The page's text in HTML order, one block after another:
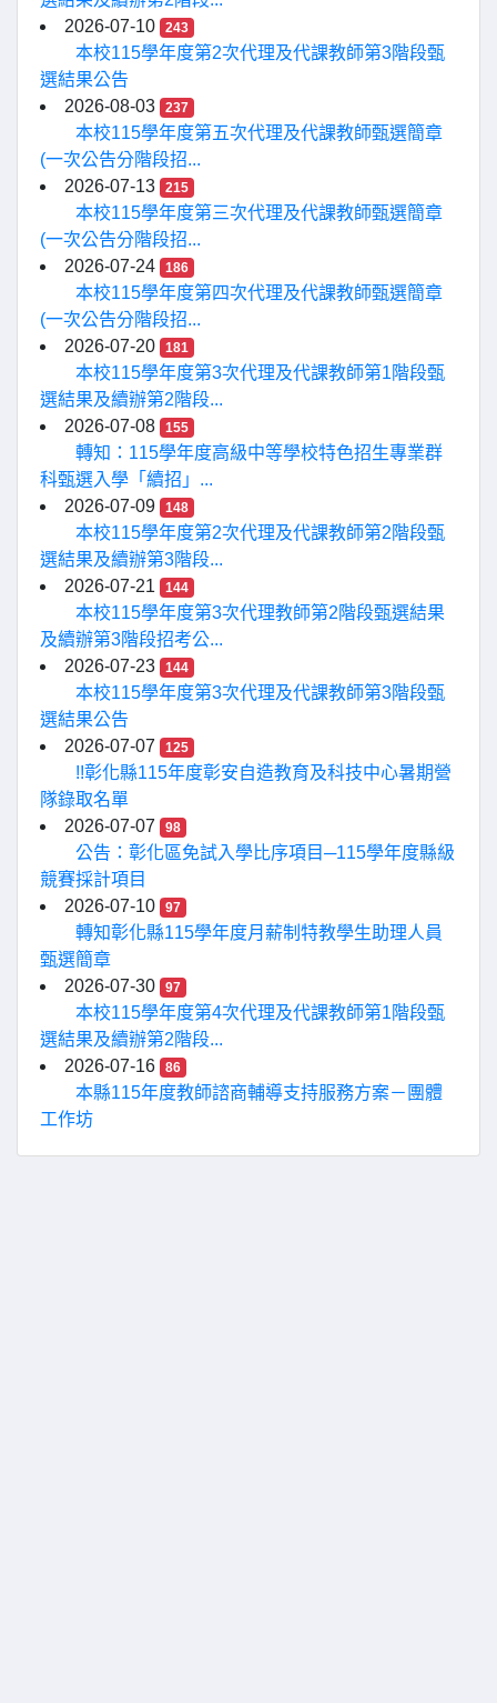
2026-07-10
243
本校115學年度第2次代理及代課教師第3階段甄
選結果公告
2026-08-03
237
本校115學年度第五次代理及代課教師甄選簡章
(一次公告分階段招...
2026-07-13
215
本校115學年度第三次代理及代課教師甄選簡章
(一次公告分階段招...
2026-07-24
186
本校115學年度第四次代理及代課教師甄選簡章
(一次公告分階段招...
2026-07-20
181
本校115學年度第3次代理及代課教師第1階段甄
選結果及續辦第2階段...
2026-07-08
155
轉知：115學年度高級中等學校特色招生專業群
科甄選入學「續招」...
2026-07-09
148
本校115學年度第2次代理及代課教師第2階段甄
選結果及續辦第3階段...
2026-07-21
144
本校115學年度第3次代理教師第2階段甄選結果
及續辦第3階段招考公...
2026-07-23
144
本校115學年度第3次代理及代課教師第3階段甄
選結果公告
2026-07-07
125
!!彰化縣115年度彰安自造教育及科技中心暑期營
隊錄取名單
2026-07-07
98
公告：彰化區免試入學比序項目─115學年度縣級
競賽採計項目
2026-07-10
97
轉知彰化縣115學年度月薪制特教學生助理人員
甄選簡章
2026-07-30
97
本校115學年度第4次代理及代課教師第1階段甄
選結果及續辦第2階段...
2026-07-16
86
本縣115年度教師諮商輔導支持服務方案－團體
工作坊